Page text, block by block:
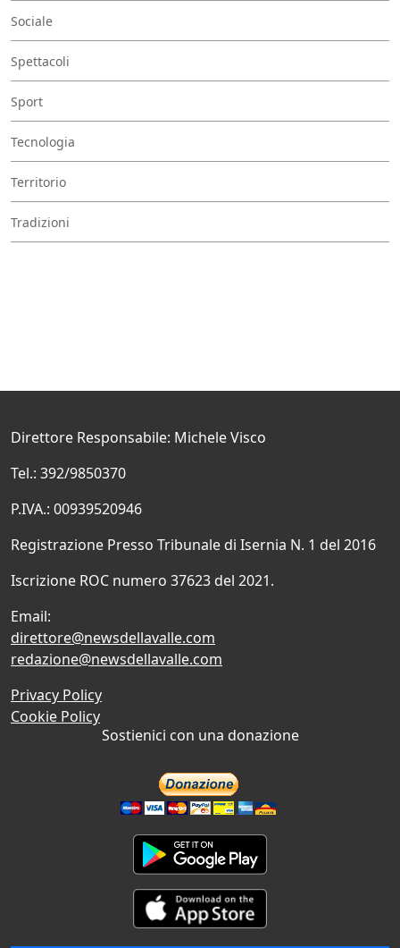
Sociale
Spettacoli
Sport
Tecnologia
Territorio
Tradizioni
Direttore Responsabile: Michele Visco
Tel.: 392/9850370
P.IVA.: 00939520946
Registrazione Presso Tribunale di Isernia N. 1 del 2016
Iscrizione ROC numero 37623 del 2021.
Email:
direttore@newsdellavalle.com
redazione@newsdellavalle.com
Privacy Policy
Cookie Policy
Sostienici con una donazione